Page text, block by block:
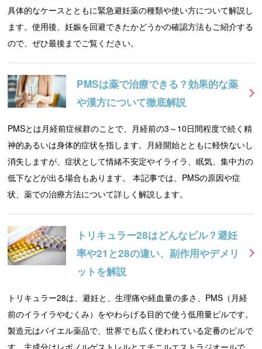
具体的なケースとともに緊急避妊薬の種類や使い方について解説し
ます。使用後、妊娠を回避できたかどうかの確認方法もご紹介する
ので、ぜひ最後までご覧ください。
PMSは薬で治療できる？効果的な薬
や漢方について徹底解説
PMSとは月経前症候群のことで、月経前の3～10日間程度で続く精
神的あるいは身体的症状を指します。月経開始とともに軽快ないし
消失しますが、症状として情緒不安定やイライラ、眠気、集中力の
低下などが出る場合もあります。 本記事では、PMSの原因や症
状、薬での治療方法について詳しく解説します。
トリキュラー28はどんなピル？避妊
率や21と28の違い、副作用やデメリ
ットを解説
トリキュラー28は、避妊と、生理痛や経血量の多さ、PMS（月経
前のイライラやむくみ）をやわらげる目的で使う低用量ピルです。
製造元はバイエル薬品で、世界でも広く使われている定番のピルで
す。主成分はレボノルゲストレルとエチニルエストラジオールで、